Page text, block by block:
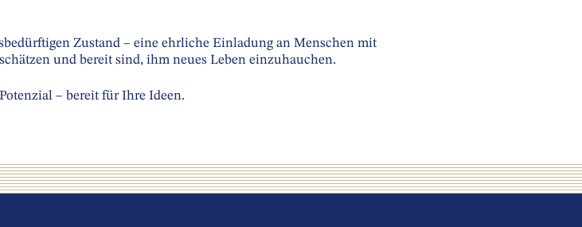
Zustand – eine ehrliche Einladung an Menschen mit
und bereit sind, ihm neues Leben einzuhauchen.
– bereit für Ihre Ideen.